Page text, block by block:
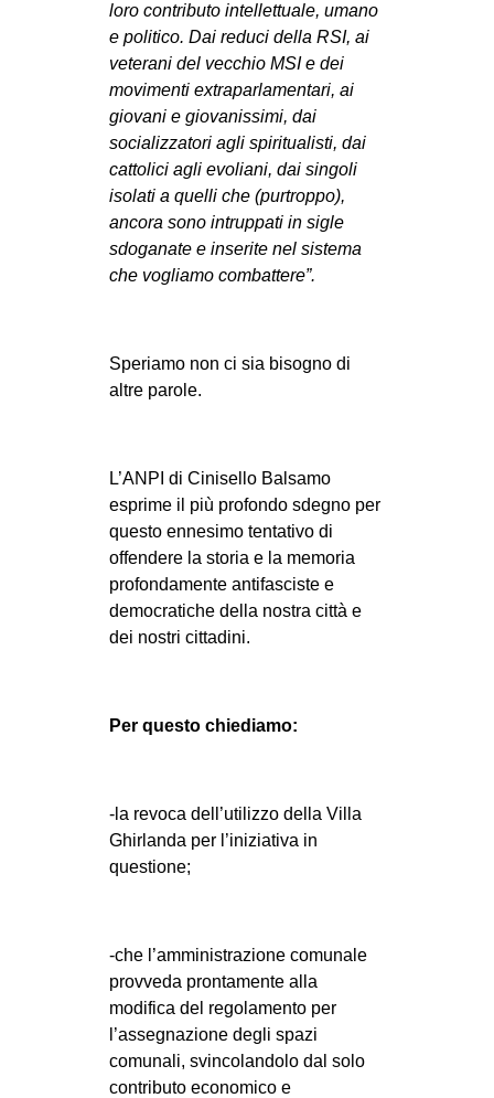
loro contributo intellettuale, umano
e politico. Dai reduci della RSI, ai
veterani del vecchio MSI e dei
movimenti extraparlamentari, ai
giovani e giovanissimi, dai
socializzatori agli spiritualisti, dai
cattolici agli evoliani, dai singoli
isolati a quelli che (purtroppo),
ancora sono intruppati in sigle
sdoganate e inserite nel sistema
che vogliamo combattere”.
Speriamo non ci sia bisogno di
altre parole.
L’ANPI di Cinisello Balsamo
esprime il più profondo sdegno per
questo ennesimo tentativo di
offendere la storia e la memoria
profondamente antifasciste e
democratiche della nostra città e
dei nostri cittadini.
Per questo chiediamo:
-la revoca dell’utilizzo della Villa
Ghirlanda per l’iniziativa in
questione;
-che l’amministrazione comunale
provveda prontamente alla
modifica del regolamento per
l’assegnazione degli spazi
comunali, svincolandolo dal solo
contributo economico e